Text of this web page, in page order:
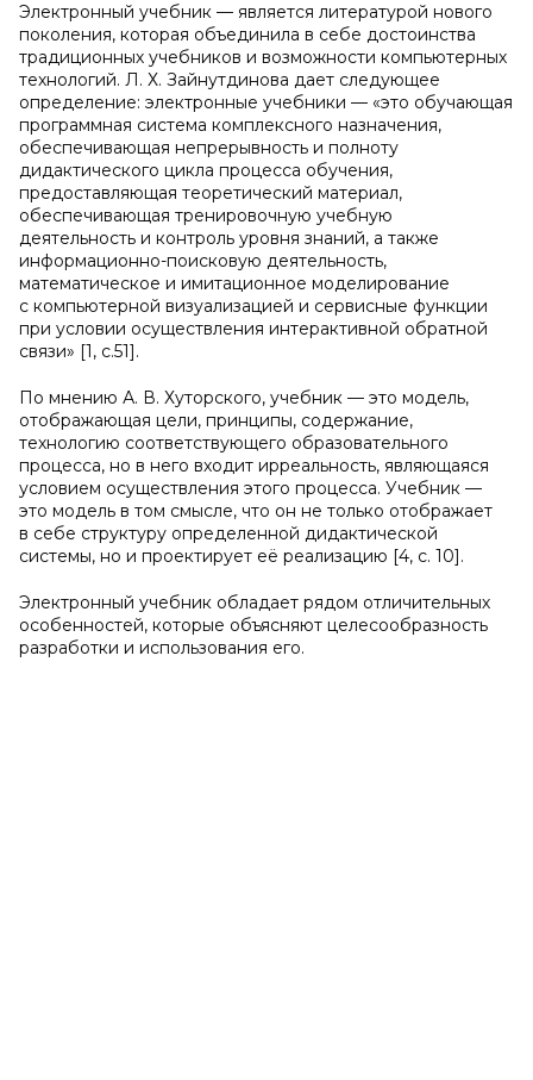
Электронный учебник — является литературой нового
поколения, которая объединила в себе достоинства
традиционных учебников и возможности компьютерных
технологий. Л. Х. Зайнутдинова дает следующее
определение: электронные учебники — «это обучающая
программная система комплексного назначения,
обеспечивающая непрерывность и полноту
дидактического цикла процесса обучения,
предоставляющая теоретический материал,
обеспечивающая тренировочную учебную
деятельность и контроль уровня знаний, а также
информационно-поисковую деятельность,
математическое и имитационное моделирование
с компьютерной визуализацией и сервисные функции
при условии осуществления интерактивной обратной
связи» [1, c.51].
По мнению А. В. Хуторского, учебник — это модель,
отображающая цели, принципы, содержание,
технологию соответствующего образовательного
процесса, но в него входит ирреальность, являющаяся
условием осуществления этого процесса. Учебник —
это модель в том смысле, что он не только отображает
в себе структуру определенной дидактической
системы, но и проектирует её реализацию [4, с. 10].
Электронный учебник обладает рядом отличительных
особенностей, которые объясняют целесообразность
разработки и использования его.